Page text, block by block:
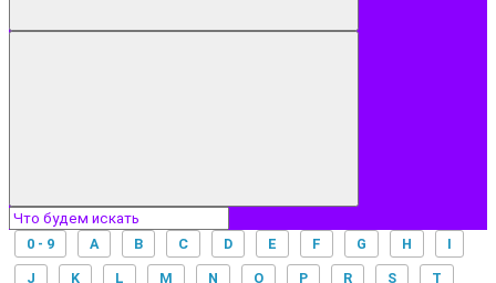
0 - 9 A B C D E F G H I
J K L M N O P R S T